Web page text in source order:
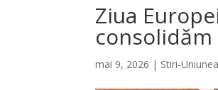
Ziua
consolidăm
mai 9, 2026 | Stiri-